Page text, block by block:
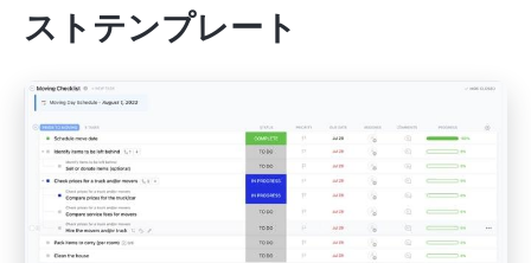
ストテンプレート